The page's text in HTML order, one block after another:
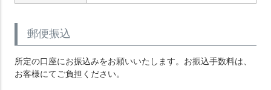
郵便振込
所定の口座にお振込みをお願いいたします。お振込手数料は、
お客様にてご負担ください。